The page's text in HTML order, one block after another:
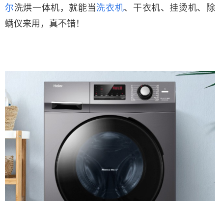
尔洗烘一体机，就能当洗衣机、干衣机、挂烫机、除
螨仪来用，真不错！